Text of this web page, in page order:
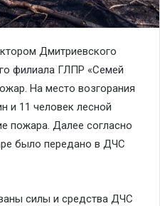
Дмитриевского
филиала ГЛПР «Семей
На место возгорания
и 11 человек лесной
пожара. Далее согласно
было передано в ДЧС
силы и средства ДЧС